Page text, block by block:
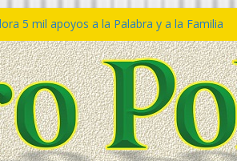
5 mil apoyos a la Palabra y a la Familia
Declaraciones de Procedencia en contra
𝙂𝙤𝙗𝙞𝙚𝙧𝙣𝙤 𝙙𝙚𝙡 𝙀𝙨𝙩𝙖𝙙𝙤 𝙖 𝙙𝙞𝙨𝙛𝙧𝙪𝙩𝙖𝙧
𝙙𝙚𝙡 𝙈𝙖𝙧 𝙚𝙣 𝘾𝙤𝙖𝙩𝙯𝙖𝙘𝙤𝙖𝙡𝙘𝙤𝙨
de policías con vocación de servicio y
SSP
rechaza acusaciones y asegura que
solicitud de desafuero